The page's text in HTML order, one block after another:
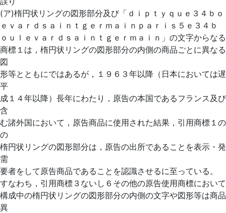
(ア)楕円状リングの図形部分及び「ｄｉｐｔｙｑｕｅ３４ｂｏ
ｅｖａｒｄｓａｉｎｔｇｅｒｍａｉｎｐａｒｉｓ５ｅ３４ｂ
ｏｕｌｅｖａｒｄｓａｉｎｔｇｅｒｍａｉｎ」の文字からな
商標１は，楕円状リングの図形部分の内側の商品ごとに異な
図
形等とともにではあるが，１９６３年以降（日本においては
平
成１４年以降）長年にわたり，原告の本国であるフランス及
含
む諸外国において，原告商品に使用された結果，引用商標１
の
楕円状リングの図形部分は，原告の出所であることを表示・
需
要者をして原告商品であることを認識させるに至っている。
すなわち，引用商標３ないし６その他の原告使用商標におい
構成中の楕円状リングの図形部分の内側の文字や図形等は商
異